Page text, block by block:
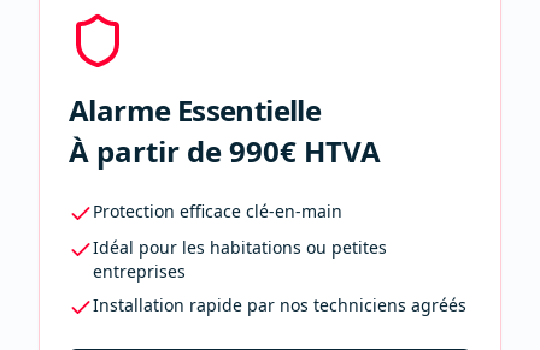
Alarme Essentielle
À partir de 990€ HTVA
Protection efficace clé-en-main
Idéal pour les habitations ou petites
entreprises
Installation rapide par nos techniciens agréés